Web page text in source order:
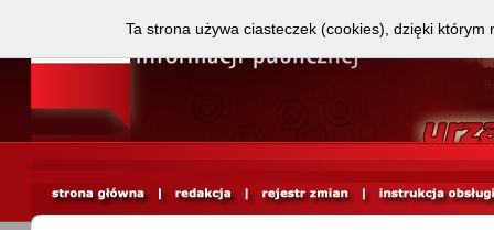
Ta strona używa ciasteczek (cookies), dzięki którym